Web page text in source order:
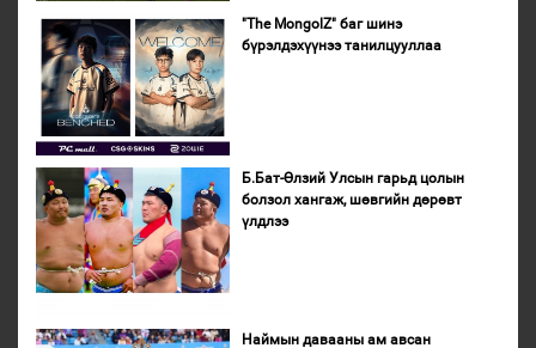
"The MongolZ" баг шинэ
бүрэлдэхүүнээ танилцууллаа
Б.Бат-Өлзий Улсын гарьд цолын
болзол хангаж, шөвгийн дөрөвт
үлдлээ
Наймын давааны ам авсан